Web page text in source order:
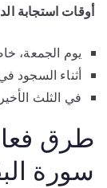
أوقات استجابة
يوم الجمعة،
أثناء السجود
في الثلث
طرق
سورة